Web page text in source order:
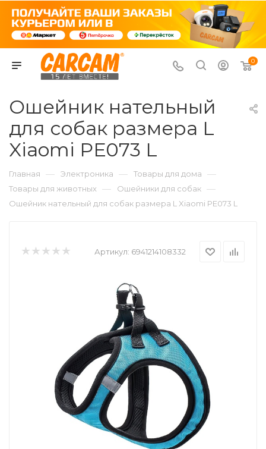
0
Ошейник нательный
для собак размера L
Xiaomi PE073 L
Главная — Электроника — Товары для дома —
Товары для животных — Ошейники для собак —
Ошейник нательный для собак размера L Xiaomi PE073 L
Артикул: 6941214108332